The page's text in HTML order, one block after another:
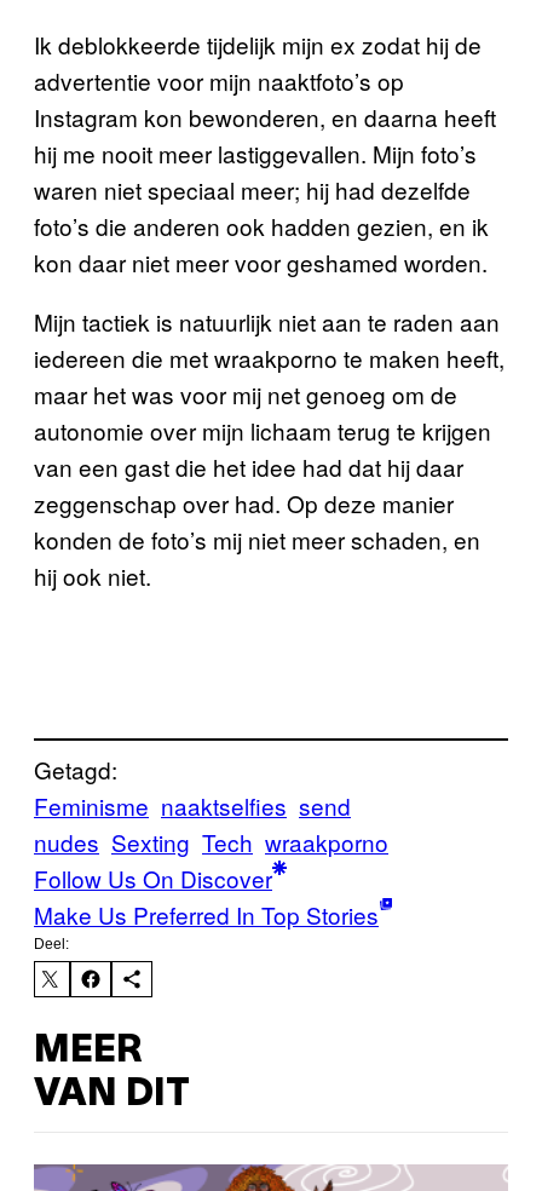
Ik deblokkeerde tijdelijk mijn ex zodat hij de
advertentie voor mijn naaktfoto’s op
Instagram kon bewonderen, en daarna heeft
hij me nooit meer lastiggevallen. Mijn foto’s
waren niet speciaal meer; hij had dezelfde
foto’s die anderen ook hadden gezien, en ik
kon daar niet meer voor geshamed worden.
Mijn tactiek is natuurlijk niet aan te raden aan
iedereen die met wraakporno te maken heeft,
maar het was voor mij net genoeg om de
autonomie over mijn lichaam terug te krijgen
van een gast die het idee had dat hij daar
zeggenschap over had. Op deze manier
konden de foto’s mij niet meer schaden, en
hij ook niet.
Getagd:
Feminisme naaktselfies send
nudes Sexting Tech wraakporno
Follow Us On Discover
Make Us Preferred In Top Stories
Deel:
MEER
VAN DIT